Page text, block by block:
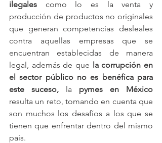
ilegales como lo es la venta y
producción de productos no originales
que generan competencias desleales
contra aquellas empresas que se
encuentran establecidas de manera
legal, además de que la corrupción en
el sector público no es benéfica para
este suceso, la pymes en México
resulta un reto, tomando en cuenta que
son muchos los desafíos a los que se
tienen que enfrentar dentro del mismo
país.